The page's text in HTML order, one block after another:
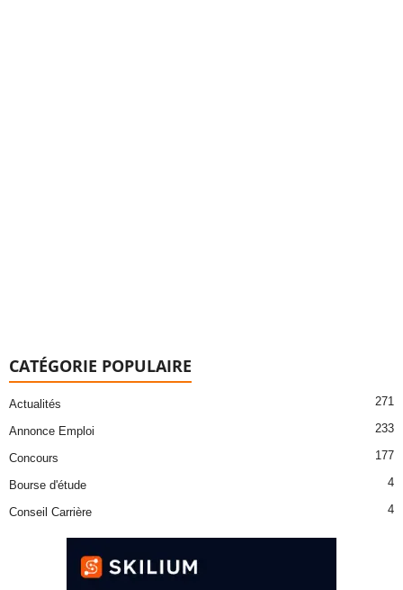
CATÉGORIE POPULAIRE
Actualités 271
Annonce Emploi 233
Concours 177
Bourse d'étude 4
Conseil Carrière 4